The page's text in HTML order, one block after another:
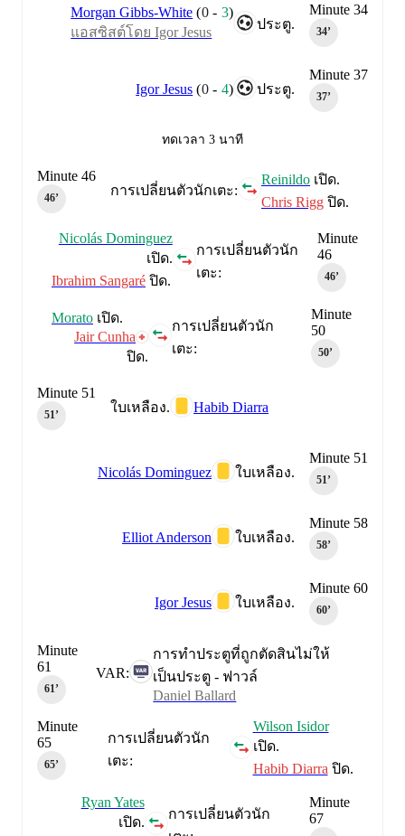
Minute 34
34‎’‎
ประตู.
Morgan Gibbs-White (0- 3)
แอสซิสต์โดย Igor Jesus
Minute 37
37‎’‎
ประตู.
Igor Jesus (0- 4)
ทดเวลา 3 นาที
การเปลี่ยนตัวนักเตะ:
Reinildo เปิด.
Chris Rigg ปิด.
Minute 46
46‎’‎
Minute
46
46‎’‎
การเปลี่ยนตัวนัก
เตะ:
Nicolás Dominguez
เปิด.
Ibrahim Sangaré ปิด.
Minute
50
50‎’‎
การเปลี่ยนตัวนัก
เตะ:
Morato เปิด.
Jair Cunha
ปิด.
ใบเหลือง. Habib Diarra
Minute 51
51‎’‎
Minute 51
51‎’‎
ใบเหลือง.
Nicolás Dominguez
Minute 58
58‎’‎
ใบเหลือง.
Elliot Anderson
Minute 60
60‎’‎
ใบเหลือง.
Igor Jesus
VAR:
การทำประตูที่ถูกตัดสินไม่ให้
เป็นประตู - ฟาวล์
Daniel Ballard
Minute
61
61‎’‎
การเปลี่ยนตัวนัก
เตะ:
Wilson Isidor
เปิด.
Habib Diarra ปิด.
Minute
65
65‎’‎
Minute
67
การเปลี่ยนตัวนัก
Ryan Yates
เปิด.